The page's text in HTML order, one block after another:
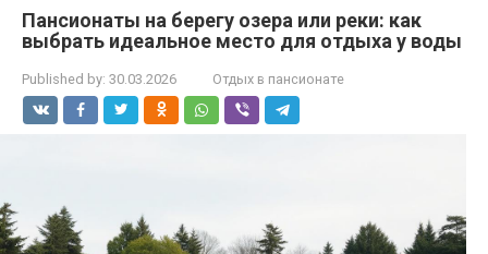
Пансионаты на берегу озера или реки: как
выбрать идеальное место для отдыха у воды
Published by: 30.03.2026 Отдых в пансионате